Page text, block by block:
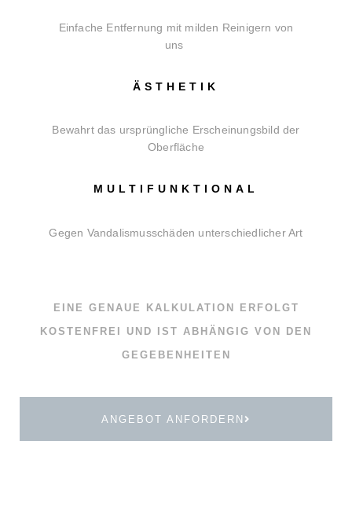
Einfache Entfernung mit milden Reinigern von
uns
ÄSTHETIK
Bewahrt das ursprüngliche Erscheinungsbild der
Oberfläche
MULTIFUNKTIONAL
Gegen Vandalismusschäden unterschiedlicher Art
EINE GENAUE KALKULATION ERFOLGT
KOSTENFREI UND IST ABHÄNGIG VON DEN
GEGEBENHEITEN
ANGEBOT ANFORDERN